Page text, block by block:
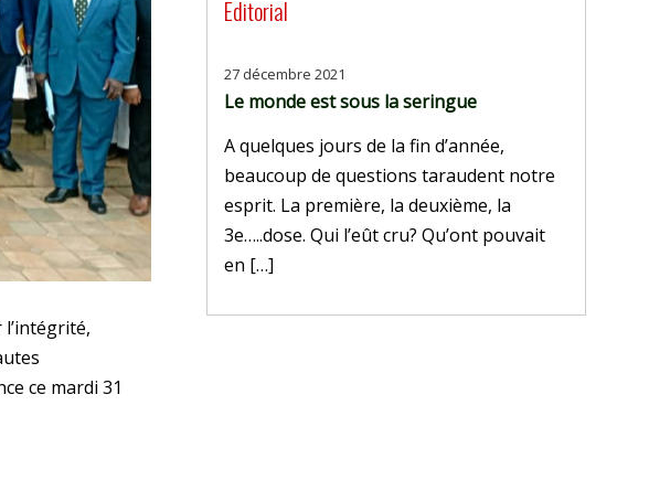
ce mardi 31
Editorial
27 décembre 2021
Le monde est sous la seringue
A quelques jours de la fin d’année,
beaucoup de questions taraudent notre
esprit. La première, la deuxième, la
3e…..dose. Qui l’eût cru? Qu’ont pouvait
en […]